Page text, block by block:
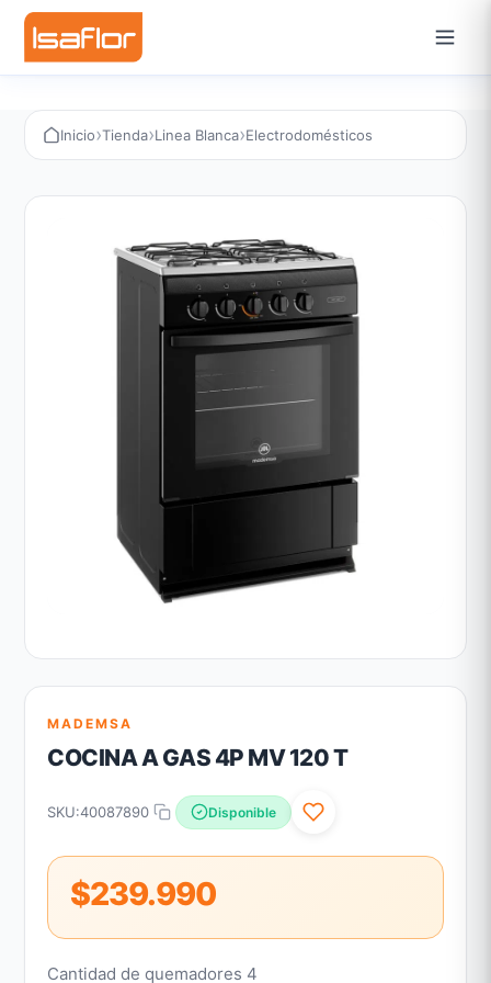
Inicio›Tienda›Linea Blanca›Electrodomésticos
MADEMSA
COCINA A GAS 4P MV 120 T
SKU:40087890 Disponible
$239.990
Cantidad de quemadores 4